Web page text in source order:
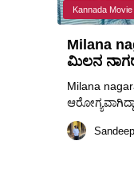
Kannada
Milana
ಮಿಲನ
Milana